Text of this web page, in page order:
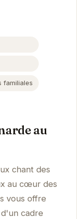
familiales
au
chant des
au cœur des
vous offre
cadre